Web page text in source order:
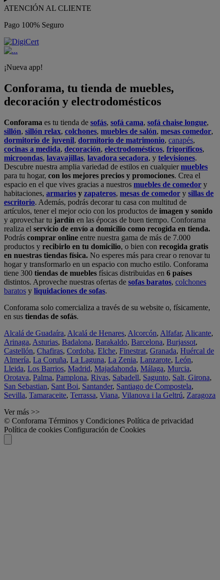
ATENCIÓN AL CLIENTE
Pago 100% Seguro
¡Nueva app!
Conforama, tu tienda de muebles,
decoración y electrodomésticos
Conforama es tu tienda de sofás, sofá cama, sofá chaise longue,
sillón, sillón relax, colchones, muebles de salón, mesas comedor,
dormitorio de juvenil, dormitorio de matrimonio, canapés,
cocinas a medida, decoración, electrodomésticos, frigoríficos,
microondas, lavavajillas, lavadora secadora, y televisiones.
Descubre nuestra amplia variedad de estilos en cualquiermuebles
para tu hogar, con los mejores precios y promociones. Crea el
espacio en el que vives gracias a nuestros muebles de comedor y
habitaciones, armarios y zapateros, mesas de comedor y sillas de
escritorio. Además, podrás decorar tu casa con multitud de
artículos, tener el mejor ocio con los productos de imagen y sonido
y aprovechar tu jardín en las épocas de buen tiempo. Conforama
realiza el servicio de envío a domicilio como recogida en tienda.
Podrás comprar online entre nuestra gama de más de 7.000
productos y recibirlo en tu domicilio, o bien con recogida gratis
en nuestras tiendas física. No esperes más para crear o renovar tu
hogar y transformarlo en un espacio con mucho estilo. Conforama
tiene 300 tiendas de muebles físicas distribuidas en 6 países
distintos. Aproveche nuestras ofertas de sofas baratos, colchones
baratos y liquidaciones de sofas.
Conforama solo comercializa a través de su website o, físicamente,
en sus tiendas de sofás.
Alcalá de Guadaíra, Alcalá de Henares, Alcorcón, Alfafar, Alicante,
Arinaga, Asturias, Badalona, Barakaldo, Barcelona, Burjassot,
Castellón, Chafiras, Cordoba, Elche, Finestrat, Granada, Huércal de
Almería, La Coruña, La Laguna, La Zenia, Lanzarote, León,
Lleida, Los Barrios, Madrid, Majadahonda, Málaga, Murcia,
Orotava, Palma, Pamplona, Rivas, Sabadell, Sagunto, Salt, Girona,
San Sebastian, Sant Boi, Santander, Santiago de Compostela,
Sevilla, Tamaraceite, Terrassa, Viana, Vilanova i la Geltrú, Zaragoza
Ver más >>
© Conforama Términos y Condiciones Política de privacidad
Política de cookies Configuración de Cookies